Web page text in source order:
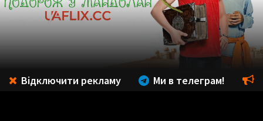
Відключити рекламу Ми в телеграм!